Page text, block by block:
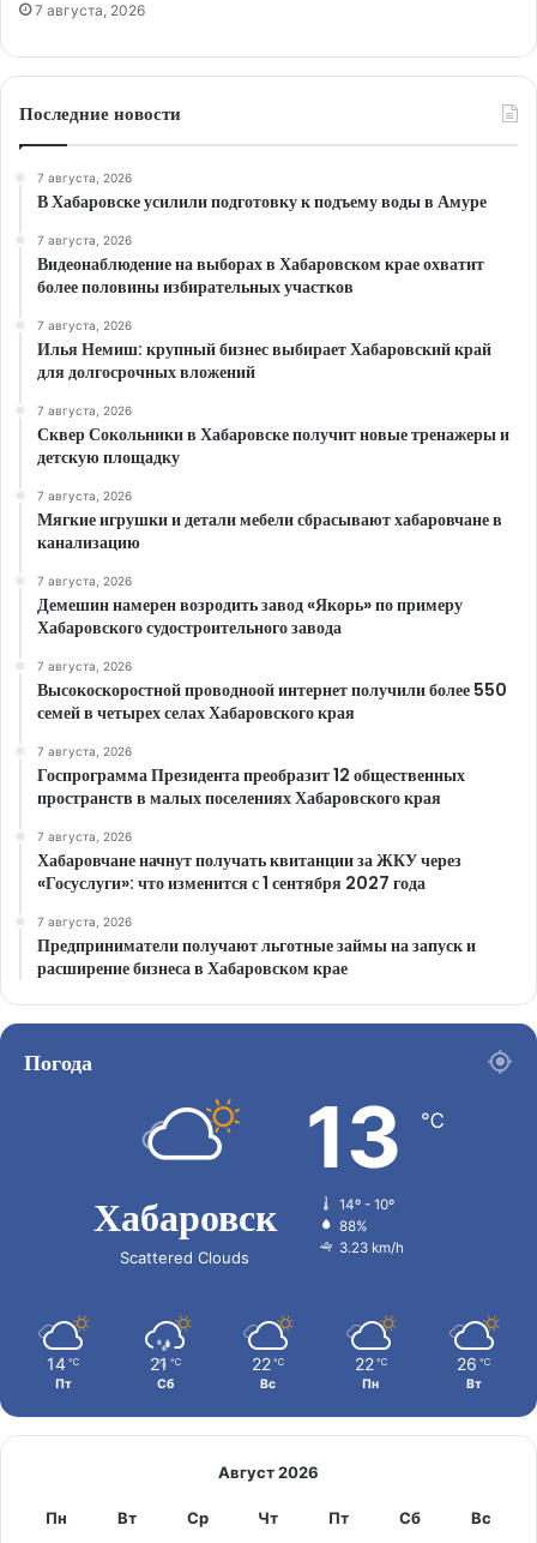
7 августа, 2026
Последние новости
7 августа, 2026
В Хабаровске усилили подготовку к подъему воды в Амуре
7 августа, 2026
Видеонаблюдение на выборах в Хабаровском крае охватит
более половины избирательных участков
7 августа, 2026
Илья Немиш: крупный бизнес выбирает Хабаровский край
для долгосрочных вложений
7 августа, 2026
Сквер Сокольники в Хабаровске получит новые тренажеры и
детскую площадку
7 августа, 2026
Мягкие игрушки и детали мебели сбрасывают хабаровчане в
канализацию
7 августа, 2026
Демешин намерен возродить завод «Якорь» по примеру
Хабаровского судостроительного завода
7 августа, 2026
Высокоскоростной проводноой интернет получили более 550
семей в четырех селах Хабаровского края
7 августа, 2026
Госпрограмма Президента преобразит 12 общественных
пространств в малых поселениях Хабаровского края
7 августа, 2026
Хабаровчане начнут получать квитанции за ЖКУ через
«Госуслуги»: что изменится с 1 сентября 2027 года
7 августа, 2026
Предприниматели получают льготные займы на запуск и
расширение бизнеса в Хабаровском крае
Погода
Хабаровск
Scattered Clouds
13 ℃
14º - 10º
88%
3.23 km/h
14 ℃
Пт
21 ℃
Сб
22 ℃
Вс
22 ℃
Пн
26 ℃
Вт
Август 2026
Пн Вт Ср Чт Пт Сб Вс